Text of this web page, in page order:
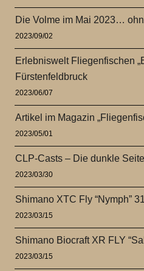
Die Volme im Mai 2023…
2023/09/02
Erlebniswelt Fliegenfischen
Fürstenfeldbruck
2023/06/07
Artikel im Magazin
2023/05/01
CLP-Casts – Die dunkle
2023/03/30
Shimano XTC Fly “Nymph”
2023/03/15
Shimano Biocraft XR FLY
2023/03/15